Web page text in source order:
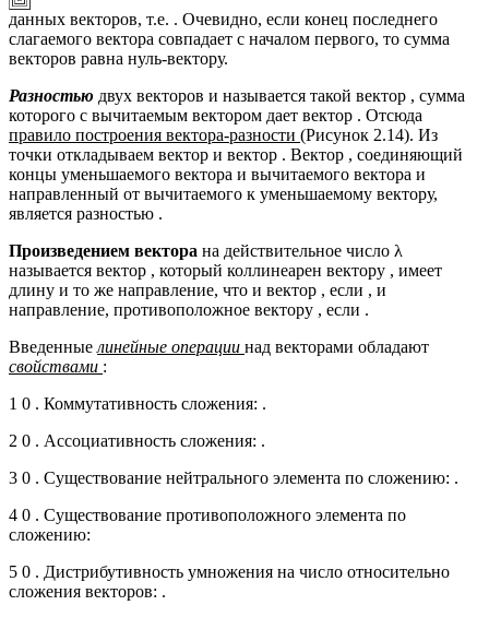
данных векторов, т.е. . Очевидно, если конец последнего
слагаемого вектора совпадает с началом первого, то сумма
векторов равна нуль-вектору.
Разностью двух векторов и называется такой вектор , сумма
которого с вычитаемым вектором дает вектор . Отсюда
правило построения вектора-разности (Рисунок 2.14). Из
точки откладываем вектор и вектор . Вектор , соединяющий
концы уменьшаемого вектора и вычитаемого вектора и
направленный от вычитаемого к уменьшаемому вектору,
является разностью .
Произведением вектора на действительное число λ
называется вектор , который коллинеарен вектору , имеет
длину и то же направление, что и вектор , если , и
направление, противоположное вектору , если .
Введенные линейные операции над векторами обладают
свойствами :
1 0 . Коммутативность сложения: .
2 0 . Ассоциативность сложения: .
3 0 . Существование нейтрального элемента по сложению: .
4 0 . Существование противоположного элемента по
сложению:
5 0 . Дистрибутивность умножения на число относительно
сложения векторов: .